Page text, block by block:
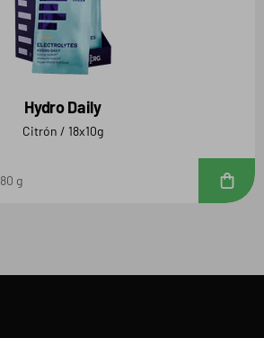
Hydro Daily
Citrón / 18x10g
g